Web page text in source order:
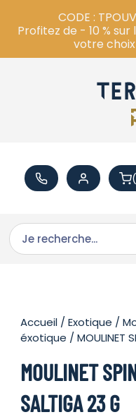
Accueil /Exotique /
éxotique / MOULINET
MOULINET
SALTIGA 23 G
CODE :
Profitez de - 10 %
votre choix